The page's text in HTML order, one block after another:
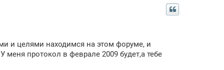
и целями находимся на этом форуме, и
протокол в феврале 2009 будет,а тебе